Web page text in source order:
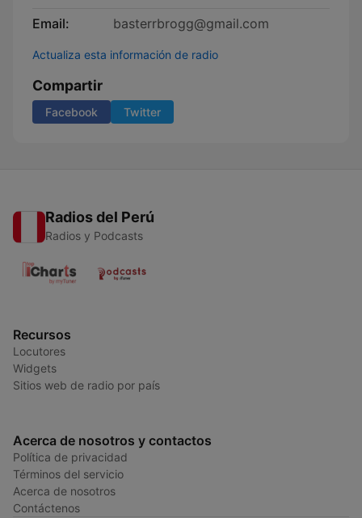
Email:
basterrbrogg@gmail.com
Actualiza esta información de radio
Compartir
Facebook Twitter
Radios del Perú
Radios y Podcasts
Recursos
Locutores
Widgets
Sitios web de radio por país
Acerca de nosotros y contactos
Política de privacidad
Términos del servicio
Acerca de nosotros
Contáctenos